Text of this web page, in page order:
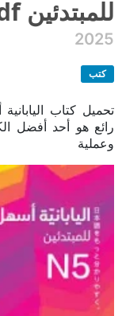
للمبتدئين n5 pdf
2025
كتب
رائع هو أحد أفضل
وعملية